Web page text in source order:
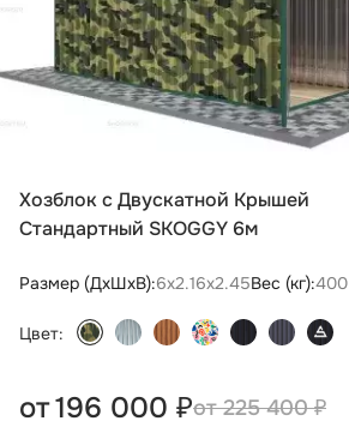
Хозблок с Двускатной Крышей
Стандартный SKOGGY 6м
Размер (ДxШxВ):6х2.16х2.45Вес (кг):400
Цвет:
225 400 ₽
от196 000 ₽